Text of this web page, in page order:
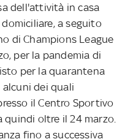
dell'attività in casa
a seguito
di Champions League
per la pandemia di
per la quarantena
dei quali
il Centro Sportivo
oltre il 24 marzo.
fino a successiva